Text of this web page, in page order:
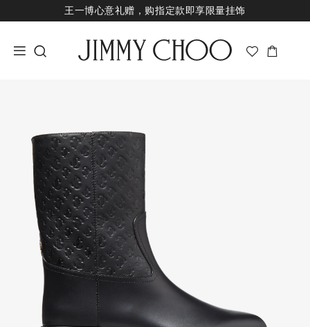
王一博心意礼赠，购指定款即享限量挂饰
新品上市，尊享至高24期免息